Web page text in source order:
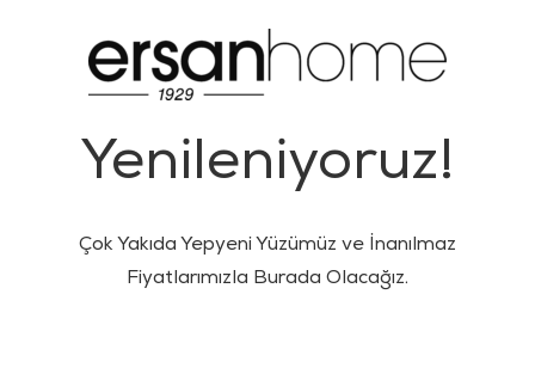
Yenileniyoruz!
Çok Yakıda Yepyeni Yüzümüz ve İnanılmaz
Fiyatlarımızla Burada Olacağız.